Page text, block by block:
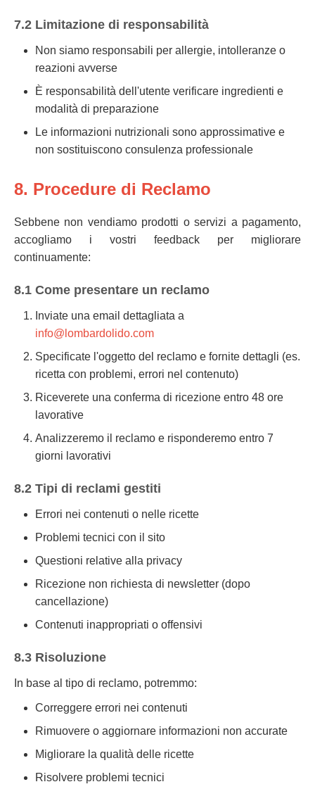
7.2 Limitazione di responsabilità
Non siamo responsabili per allergie, intolleranze o
reazioni avverse
È responsabilità dell'utente verificare ingredienti e
modalità di preparazione
Le informazioni nutrizionali sono approssimative e
non sostituiscono consulenza professionale
8. Procedure di Reclamo
Sebbene non vendiamo prodotti o servizi a pagamento,
accogliamo i vostri feedback per migliorare
continuamente:
8.1 Come presentare un reclamo
Inviate una email dettagliata a
info@lombardolido.com
Specificate l'oggetto del reclamo e fornite dettagli (es.
ricetta con problemi, errori nel contenuto)
Riceverete una conferma di ricezione entro 48 ore
lavorative
Analizzeremo il reclamo e risponderemo entro 7
giorni lavorativi
8.2 Tipi di reclami gestiti
Errori nei contenuti o nelle ricette
Problemi tecnici con il sito
Questioni relative alla privacy
Ricezione non richiesta di newsletter (dopo
cancellazione)
Contenuti inappropriati o offensivi
8.3 Risoluzione
In base al tipo di reclamo, potremmo:
Correggere errori nei contenuti
Rimuovere o aggiornare informazioni non accurate
Migliorare la qualità delle ricette
Risolvere problemi tecnici